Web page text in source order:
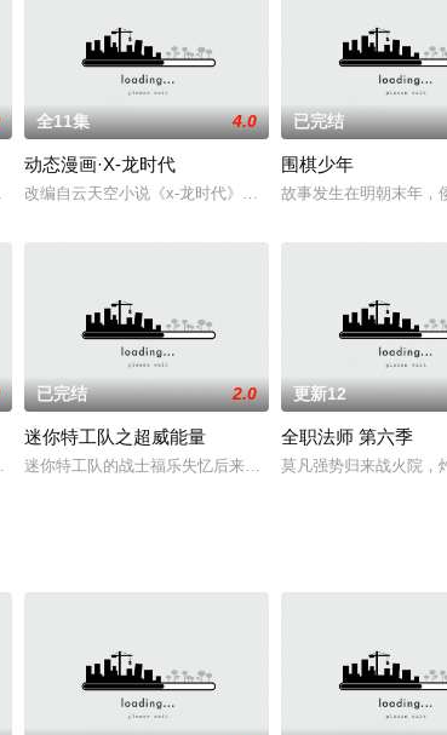
以斩妖除魔为己任的人们被称为妖师。国御妖师队长祁晓轩
全11集 4.0
动态漫画·X-龙时代
改编自云天空小说《x-龙时代》同名漫画，腾讯动漫人气2.5
已完结
围棋少年
故事发生在明朝末年，
少校“位沁”，来到中央堡垒参加天选者选拔，并因暗中追查“
已完结 2.0
迷你特工队之超威能量
迷你特工队的战士福乐失忆后来到了名为丛林岛的地方。在
更新12
全职法师 第六季
莫凡强势归来战火院，